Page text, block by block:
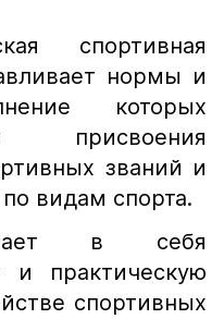
спортивная
нормы и
которых
присвоения
званий и
видам спорта.
в себя
и практическую
спортивных